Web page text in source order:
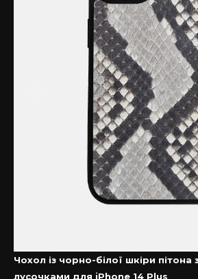
Якісні матеріали преміум-класу
Чохол ручної роботи з
софт тач покриттям, має преміум
зносостійкий за рахунок якісної
Оскільки аксесуар з натуральної
Айфон зі шкіри страуса матиме
різний малюнок.
Як підібрати чохол на iPhone?
Якщо Ви шукаєте якісний чохол
допоможе підібрати потрібну
матеріалів.
Чохол із чорно-білої шкіри пітона
лусочками для iPhone 14 Plus